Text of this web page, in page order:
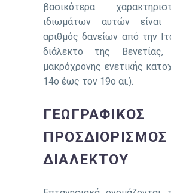
βασικότερα
ιδιωμάτων αυτών
αριθμός δανείων από την
διάλεκτο της
μακρόχρονης ενετικής
14ο έως τον 19ο αι.).
ΓΕΩΓΡΑΦΙΚΌΣ
ΠΡΟΣΔΙΟΡΙΣΜΌΣ
ΔΙΑΛΈΚΤΟΥ